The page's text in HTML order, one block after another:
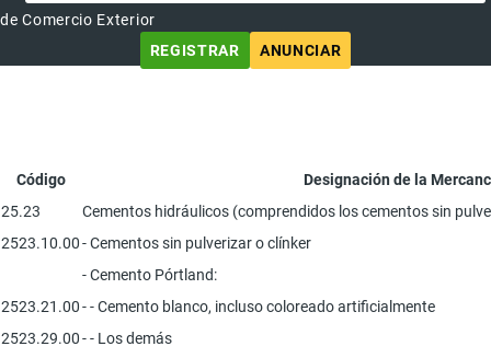
de Comercio Exterior
REGISTRAR
ANUNCIAR
Código
Designación de la
25.23
Cementos hidráulicos (comprendidos los cementos sin
2523.10.00- Cementos sin pulverizar o clínker
- Cemento Pórtland:
2523.21.00- - Cemento blanco, incluso coloreado artificialmente
2523.29.00- - Los demás